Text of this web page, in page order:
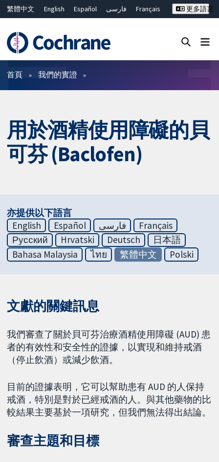
繁體中文 English Español فارسی
Français
ไทย
简体中文
更多語言
篩選條件
首頁 我們的實證
用於酒精使用障礙的貝
可芬 (Baclofen)
亦提供以下語言
English
Español فارسی
Français
Русский
Hrvatski Deutsch
日本語
Bahasa Malaysia
ไทย 繁體中文 Polski
文獻的關鍵訊息
我們審查了關於貝可芬治療酒精使用障礙 (AUD) 患
者的有效性和安全性的證據，以實現和維持戒酒
（停止飲酒）或減少飲酒。
目前的證據表明，它可以幫助患有 AUD 的人保持
戒酒，特別是對於已經戒酒的人。與其他藥物的比
較結果主要基於一項研究，但我們無法得出結論。
審查主題和目標